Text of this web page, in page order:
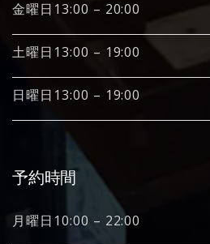
金曜日13:00 – 20:00
土曜日13:00 – 19:00
日曜日13:00 – 19:00
予約時間
月曜日10:00 – 22:00